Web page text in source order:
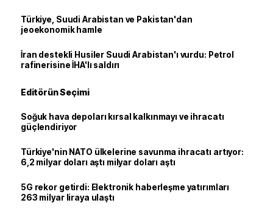
Türkiye, Suudi Arabistan ve Pakistan'dan
jeoekonomik hamle
İran destekli Husiler Suudi Arabistan'ı vurdu: Petrol
rafinerisine İHA'lı saldırı
Editörün Seçimi
Soğuk hava depoları kırsal kalkınmayı ve ihracatı
güçlendiriyor
Türkiye'nin NATO ülkelerine savunma ihracatı artıyor:
6,2 milyar doları aştı milyar doları aştı
5G rekor getirdi: Elektronik haberleşme yatırımları
263 milyar liraya ulaştı